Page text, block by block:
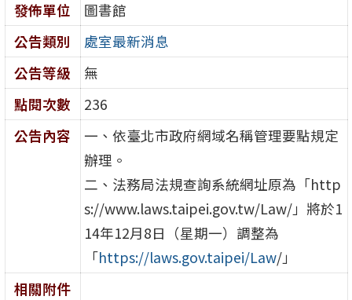
發佈單位
圖書館
公告類別
處室最新消息
公告等級
無
點閱次數
236
公告內容
一、依臺北市政府網域名稱管理要點規定
辦理。
二、法務局法規查詢系統網址原為「http
s://www.laws.taipei.gov.tw/Law/」將於1
14年12月8日（星期一）調整為
「https://laws.gov.taipei/Law/」
相關附件